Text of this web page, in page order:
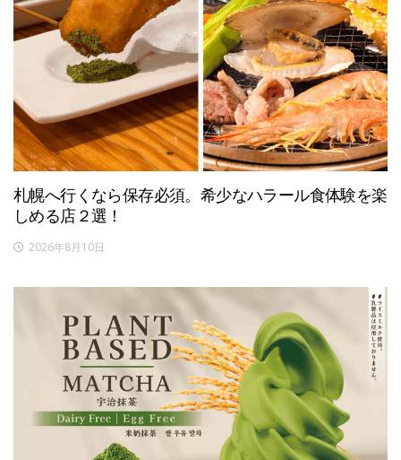
札幌へ行くなら保存必須。希少なハラール食体験を楽
しめる店２選！
2026年8月10日